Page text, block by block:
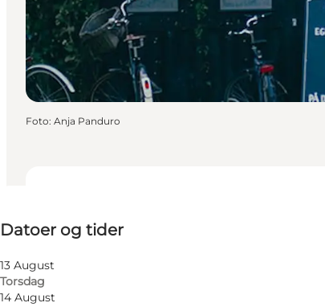
Datoer og tider
13 August
Torsdag
14 August
Besøg hjemmeside
Foto: Anja Panduro